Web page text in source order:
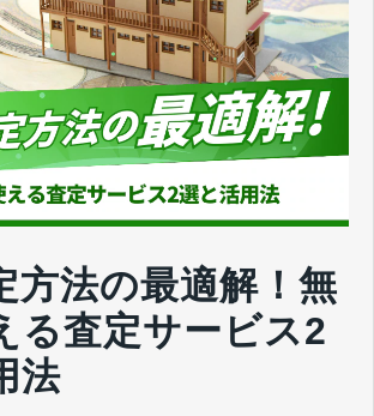
方法の最適解！無
る査定サービス2
法